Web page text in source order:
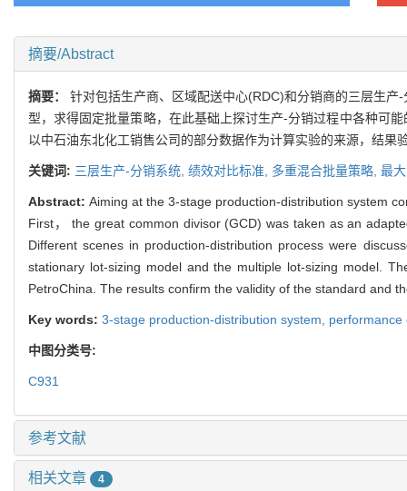
摘要/Abstract
摘要： 针对包括生产商、区域配送中心(RDC)和分销商的三层生
型，求得固定批量策略，在此基础上探讨生产-分销过程中各种可
以中石油东北化工销售公司的部分数据作为计算实验的来源，结果
关键词: 三层生产-分销系统, 绩效对比标准, 多重混合批量策略, 最
Abstract:Aiming at the 3-stage production-distribution system
First， the great common divisor (GCD) was taken as an
Different scenes in production-distribution process were
stationary lot-sizing model and the multiple lot-sizing model.
PetroChina. The results confirm the validity of the standard and
Key words: 3-stage production-distribution system,
中图分类号:
C931
参考文献
相关文章 4